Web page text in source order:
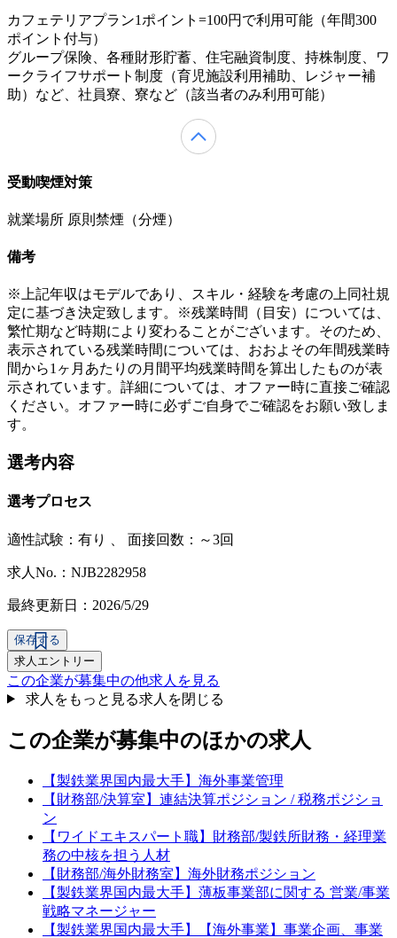
カフェテリアプラン1ポイント=100円で利用可能（年間300
ポイント付与）
グループ保険、各種財形貯蓄、住宅融資制度、持株制度、ワ
ークライフサポート制度（育児施設利用補助、レジャー補
助）など、社員寮、寮など（該当者のみ利用可能）
受動喫煙対策
就業場所 原則禁煙（分煙）
備考
※上記年収はモデルであり、スキル・経験を考慮の上同社規
定に基づき決定致します。※残業時間（目安）については、
繁忙期など時期により変わることがございます。そのため、
表示されている残業時間については、おおよその年間残業時
間から1ヶ月あたりの月間平均残業時間を算出したものが表
示されています。詳細については、オファー時に直接ご確認
ください。オファー時に必ずご自身でご確認をお願い致しま
す。
選考内容
選考プロセス
適性試験： 有り 面接回数：～3回
求人No.：NJB2282958
最終更新日：2026/5/29
保存する
求人エントリー
この企業が募集中の他求人を見る
求人をもっと見る求人を閉じる
この企業が募集中のほかの求人
【製鉄業界国内最大手】海外事業管理
【財務部/決算室】連結決算ポジション / 税務ポジショ
ン
【ワイドエキスパート職】財務部/製鉄所財務・経理業
務の中核を担う人材
【財務部/海外財務室】海外財務ポジション
【製鉄業界国内最大手】薄板事業部に関する 営業/事業
戦略マネージャー
【製鉄業界国内最大手】【海外事業】事業企画、事業